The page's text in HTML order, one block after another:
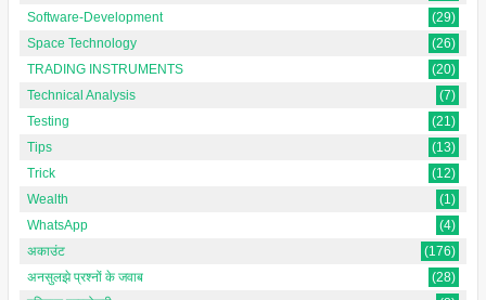
Software-Development
(29)
Space Technology
(26)
TRADING INSTRUMENTS
(20)
Technical Analysis
(7)
Testing
(21)
Tips
(13)
Trick
(12)
Wealth
(1)
WhatsApp
(4)
अकाउंट
(176)
अनसुलझे प्रश्नों के जवाब
(28)